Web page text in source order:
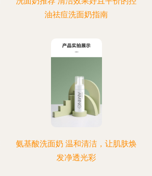
油祛痘洗面奶指南
氨基酸洗面奶 温和清洁，让肌肤焕
发净透光彩